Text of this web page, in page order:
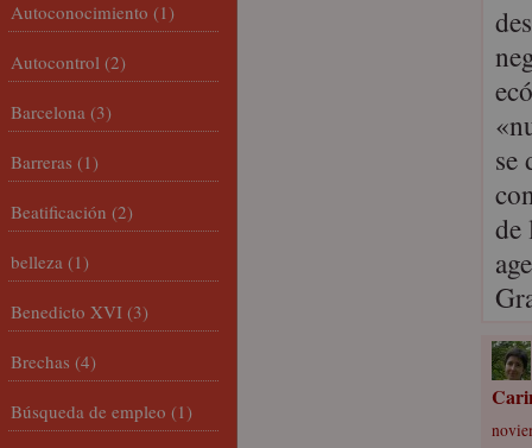
se
de
Autoconocimiento (1)
Autocontrol (2)
Barcelona (3)
Barreras (1)
Beatificación (2)
belleza (1)
Benedicto XVI (3)
Brechas (4)
Búsqueda de empleo (1)